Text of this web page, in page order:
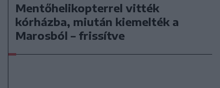
Mentőhelikopterrel vitték
kórházba, miután kiemelték a
Marosból – frissítve